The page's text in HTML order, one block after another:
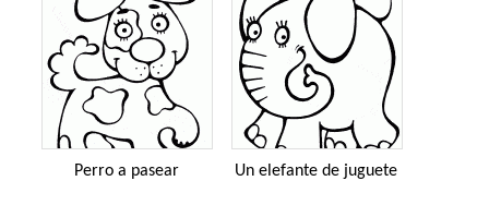
Perro a pasear Un elefante de juguete